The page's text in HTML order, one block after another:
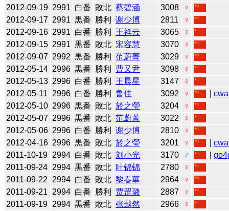
2012-09-19 2991 白番 敗北 蔡碧涵 3008
♀
2012-09-17 2991 黒番 勝利 谢少博 2811
♀
2012-09-16 2991 白番 勝利 王祥云 3065
♀
2012-09-15 2991 黒番 敗北 宋容慧 3070
♀
2012-09-07 2992 黒番 勝利 范蔚菁 3029
♀
2012-05-14 2996 黒番 勝利 曹又尹 3098
♀
2012-05-13 2996 白番 勝利 王晨星 3147
♀
2012-05-11
2996 白番 勝利 鲁佳 3092 ♀ |cwa
2012-05-10 2996 黒番 敗北 於之瑩 3204
♀
2012-05-07 2996 黒番 敗北 范蔚菁 3022
♀
2012-05-06 2996 白番 勝利 谢少博 2810
♀
2012-04-16 2996 黒番 敗北 於之瑩 3201 ♀ |cwa
2011-10-19 2994 白番 敗北 刘小光 3170 ♂ |
2011-09-24 2994 黒番 敗北 叶锦锦 2780
♀
2011-09-22
2994 白番 敗北 黎春華 2964
♀
2011-09-21
2994 白番 勝利 贾罡璐 2887
♀
2011-09-19 2994 黒番 敗北 张越然 2966
♀